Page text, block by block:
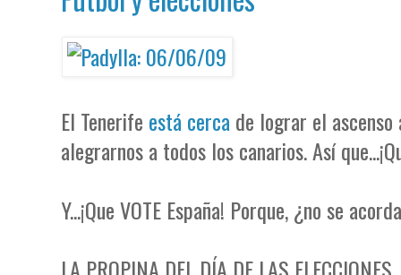
El Tenerife está cerca de lograr el
alegrarnos a todos los canarios. Así
Y...¡Que VOTE España! Porque, ¿no se
LA PROPINA DEL DÍA DE LAS ELECCIONES